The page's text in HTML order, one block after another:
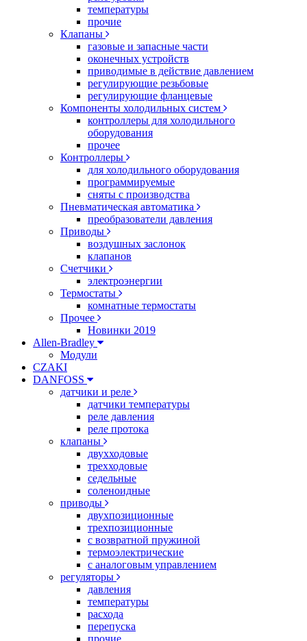
температуры
прочие
Клапаны
газовые и запасные части
оконечных устройств
приводимые в действие давлением
регулирующие резьбовые
регулирующие фланцевые
Компоненты холодильных систем
контроллеры для холодильного
оборудования
прочее
Контроллеры
для холодильного оборудования
программируемые
сняты с производства
Пневматическая автоматика
преобразователи давления
Приводы
воздушных заслонок
клапанов
Счетчики
электроэнергии
Термостаты
комнатные термостаты
Прочее
Новинки 2019
Allen-Bradley
Модули
CZAKI
DANFOSS
датчики и реле
датчики температуры
реле давления
реле протока
клапаны
двухходовые
трехходовые
седельные
соленоидные
приводы
двухпозиционные
трехпозиционные
с возвратной пружиной
термоэлектрические
с аналоговым управлением
регуляторы
давления
температуры
расхода
перепуска
прочие